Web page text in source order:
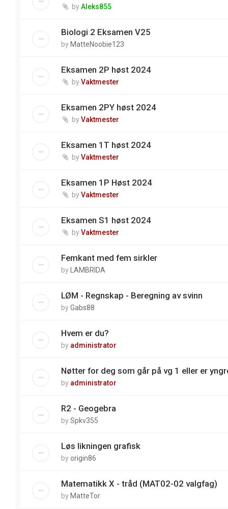
byAleks855
Biologi 2 Eksamen V25
by MatteNoobie123
Eksamen 2P høst 2024
byVaktmester
Eksamen 2PY høst 2024
byVaktmester
Eksamen 1T høst 2024
byVaktmester
Eksamen 1P Høst 2024
byVaktmester
Eksamen S1 høst 2024
byVaktmester
Femkant med fem sirkler
by LAMBRIDA
LØM - Regnskap - Beregning av svinn
byGabs88
Hvem er du?
by administrator
Nøtter for deg som går på vg 1 eller er
by administrator
R2 - Geogebra
bySpkv355
Løs likningen grafisk
byorigin86
Matematikk X - tråd (MAT02-02 valgfag)
by MatteTor